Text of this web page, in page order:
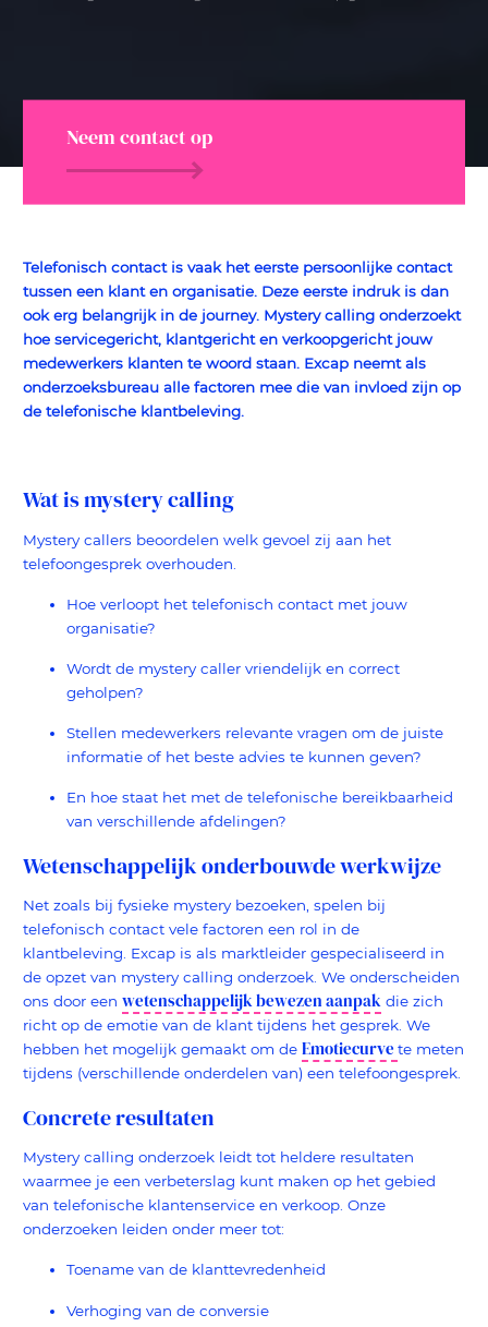
Neem contact op
Telefonisch contact is vaak het eerste persoonlijke contact
tussen een klant en organisatie. Deze eerste indruk is dan
ook erg belangrijk in de journey. Mystery calling onderzoekt
hoe servicegericht, klantgericht en verkoopgericht jouw
medewerkers klanten te woord staan. Excap neemt als
onderzoeksbureau alle factoren mee die van invloed zijn op
de telefonische klantbeleving.
Wat is mystery calling
Mystery callers beoordelen welk gevoel zij aan het
telefoongesprek overhouden.
Hoe verloopt het telefonisch contact met jouw
organisatie?
Wordt de mystery caller vriendelijk en correct
geholpen?
Stellen medewerkers relevante vragen om de juiste
informatie of het beste advies te kunnen geven?
En hoe staat het met de telefonische bereikbaarheid
van verschillende afdelingen?
Wetenschappelijk onderbouwde werkwijze
Net zoals bij fysieke mystery bezoeken, spelen bij
telefonisch contact vele factoren een rol in de
klantbeleving. Excap is als marktleider gespecialiseerd in
de opzet van mystery calling onderzoek. We onderscheiden
ons door een wetenschappelijk bewezen aanpak die zich
richt op de emotie van de klant tijdens het gesprek. We
hebben het mogelijk gemaakt om de Emotiecurve te meten
tijdens (verschillende onderdelen van) een telefoongesprek.
Concrete resultaten
Mystery calling onderzoek leidt tot heldere resultaten
waarmee je een verbeterslag kunt maken op het gebied
van telefonische klantenservice en verkoop. Onze
onderzoeken leiden onder meer tot:
Toename van de klanttevredenheid
Verhoging van de conversie